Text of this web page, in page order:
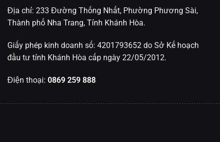
Địa chỉ: 233 Đường Thống Nhất, Phường Phương Sài,
Thành phố Nha Trang, Tỉnh Khánh Hòa.
Giấy phép kinh doanh số: 4201793652 do Sở Kế hoạch
đầu tư tỉnh Khánh Hòa cấp ngày 22/05/2012.
Điện thoại: 0869 259 888